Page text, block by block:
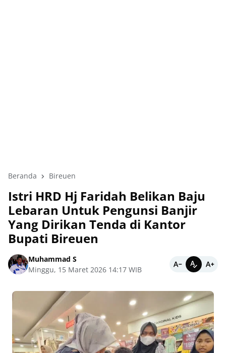
Beranda Bireuen
Istri HRD Hj Faridah Belikan Baju
Lebaran Untuk Pengunsi Banjir
Yang Dirikan Tenda di Kantor
Bupati Bireuen
Muhammad S
Minggu, 15 Maret 2026 14:17 WIB